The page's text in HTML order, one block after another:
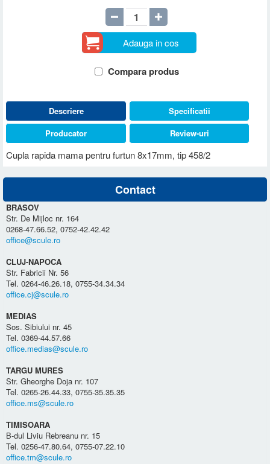
Adauga in cos
Compara produs
Descriere
Cupla rapida mama pentru furtun 8x17mm, tip 458/2
Specificatii
Producator
Review-uri
Contact
BRASOV
Str. De Mijloc nr. 164
0268-47.66.52, 0752-42.42.42
office@scule.ro
CLUJ-NAPOCA
Str. Fabricii Nr. 56
Tel. 0264-46.26.18, 0755-34.34.34
office.cj@scule.ro
MEDIAS
Sos. Sibiului nr. 45
Tel. 0369-44.57.66
office.medias@scule.ro
TARGU MURES
Str. Gheorghe Doja nr. 107
Tel. 0265-26.44.33, 0755-35.35.35
office.ms@scule.ro
TIMISOARA
B-dul Liviu Rebreanu nr. 15
Tel. 0256-47.80.64, 0755-07.22.10
office.tm@scule.ro